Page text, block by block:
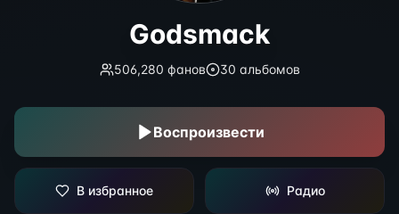
Godsmack
506,280 фанов 30 альбомов
Воспроизвести
В избранное Радио